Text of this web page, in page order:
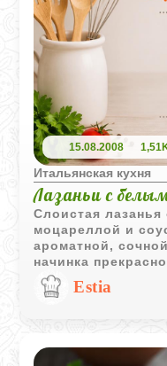
15.08.2008
Итальянская кухня
Лазаньи с
Слоистая
моцареллой и
ароматной,
начинка
соусом и
классическое
Estia